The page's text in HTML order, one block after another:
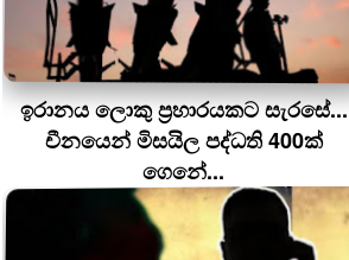
ඉරානය ලොකු ප‍්‍රහාරයකට සැරසේ...
චීනයෙන් මිසයිල පද්ධති 400ක්
ගෙනේ...